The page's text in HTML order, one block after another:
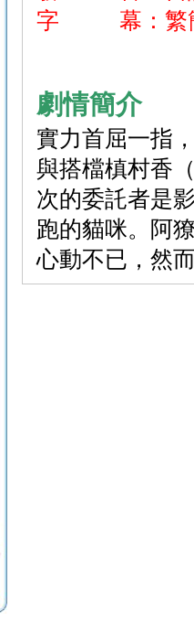
字 幕：繁簡
劇情簡介
實力首屈一指
與搭檔槙村香
次的委託者是
跑的貓咪。阿
心動不已，然